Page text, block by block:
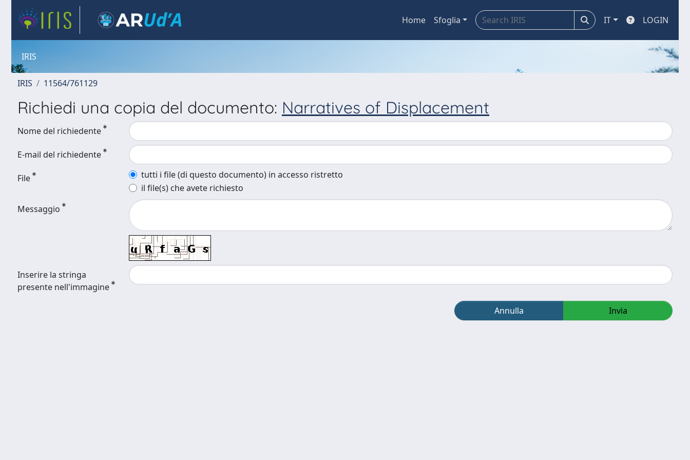
Home Sfoglia IT LOGIN
IRIS
IRIS 11564/761129
Richiedi una copia del documento: Narratives of Displacement
Nome del richiedente
E-mail del richiedente
File
tutti i file (di questo documento) in accesso ristretto
il file(s) che avete richiesto
Messaggio
Inserire la stringa
presente nell'immagine
Annulla Invia